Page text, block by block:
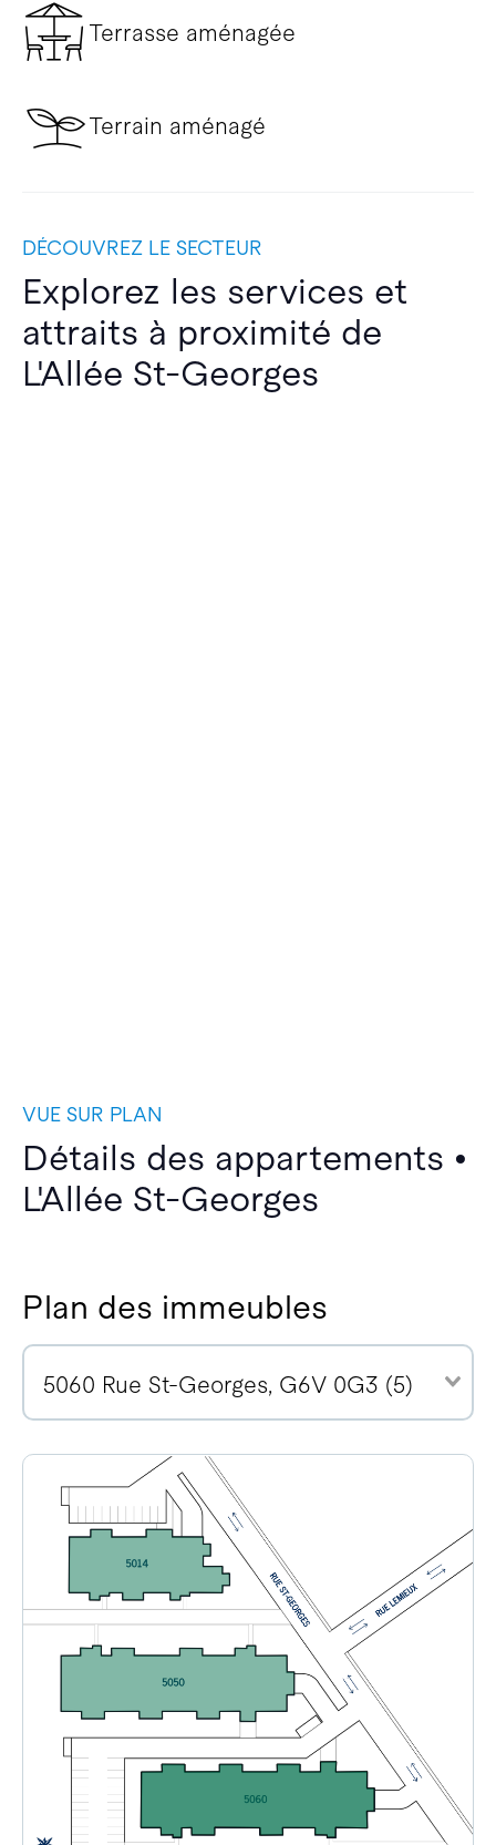
Terrasse aménagée
Terrain aménagé
DÉCOUVREZ LE SECTEUR
Explorez les services et
attraits à proximité de
L'Allée St-Georges
VUE SUR PLAN
Détails des appartements •
L'Allée St-Georges
Plan des immeubles
5060 Rue St-Georges, G6V 0G3 (5)